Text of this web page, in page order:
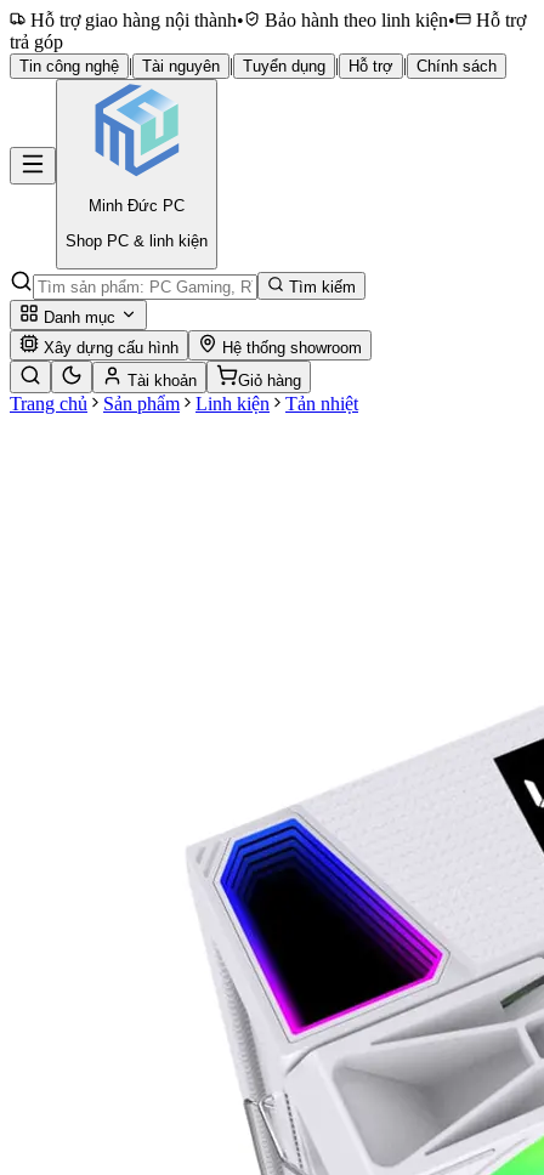
Hỗ trợ giao hàng nội thành• Bảo hành theo linh kiện•
Hỗ trợ
trả góp
Tin công nghệ | Tài nguyên | Tuyển dụng | Hỗ trợ | Chính sách
Minh Đức PC
Shop PC & linh kiện
Tìm kiếm
Danh mục
Xây dựng cấu hình
Hệ thống showroom
Tài khoản
Giỏ hàng
Trang chủ Sản phẩm Linh kiện Tản nhiệt